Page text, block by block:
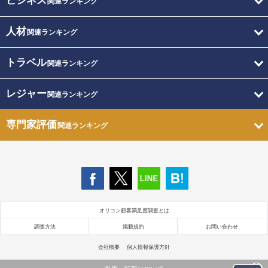
人材関連ランキング
トラベル関連ランキング
レジャー関連ランキング
専門家評価関連ランキング
オリコン顧客満足度調査とは
調査方法 掲載規約 お問い合わせ
会社概要 個人情報保護方針